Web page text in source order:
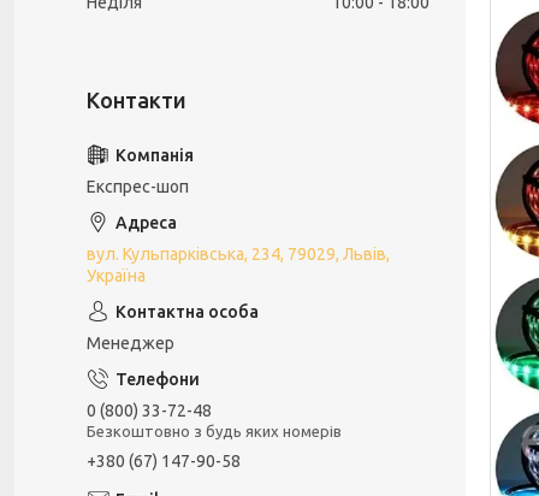
Експрес-шоп
вул. Кульпарківська, 234, 79029, Львів,
Україна
Менеджер
0 (800) 33-72-48
Безкоштовно з будь яких номерів
+380 (67) 147-90-58